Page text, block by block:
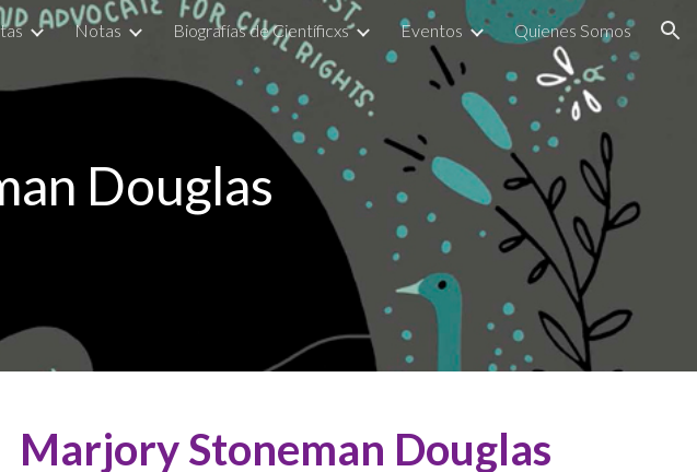
Skip to navigation
Notas Biografías de Científicxs Eventos Quienes Somos
Douglas
Marjory Stoneman Douglas